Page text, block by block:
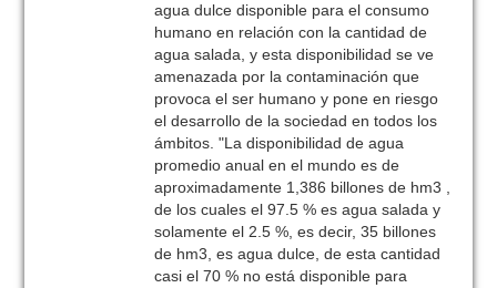
agua dulce disponible para el consumo
humano en relación con la cantidad de
agua salada, y esta disponibilidad se ve
amenazada por la contaminación que
provoca el ser humano y pone en riesgo
el desarrollo de la sociedad en todos los
ámbitos. "La disponibilidad de agua
promedio anual en el mundo es de
aproximadamente 1,386 billones de hm3 ,
de los cuales el 97.5 % es agua salada y
solamente el 2.5 %, es decir, 35 billones
de hm3, es agua dulce, de esta cantidad
casi el 70 % no está disponible para